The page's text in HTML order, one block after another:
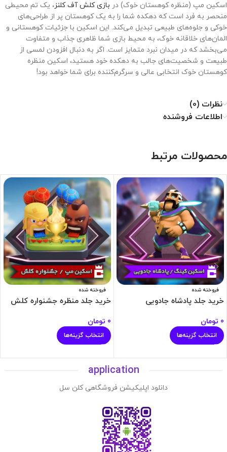
اسکین مپ (منظره کوهستان خوک) در بازی کلش آف کلنز، یک تم محیطی
منحصر به فرد است که دهکده شما را به یک کوهستان پر از طراحی‌های
خوکی و جلوه‌های طبیعی تبدیل می‌کند. این اسکین با جزئیات کوهستانی و
المان‌های خلاقانه خوک، به محیط بازی شما ظاهری جذاب و متفاوت
می‌بخشد که در میدان نبرد متمایز است. اگر به دنبال افزودن لمسی از
طبیعت و شخصیت‌های جالب به دهکده خود هستید، اسکین منظره
کوهستان خوک انتخابی عالی و سرگرم‌کننده برای شما خواهد بود!
نظرات (0)
اطلاعات فروشنده
محصولات مرتبط
فروخته شده
خرید جلد پادشاه جادویی
0 تومان
انتخاب گزینه‌ها
فروخته شده
خرید جلد منظره جشنواره کلش
0 تومان
انتخاب گزینه‌ها
application
دانلود اپلیکیشن فروشگاهی کلن سل